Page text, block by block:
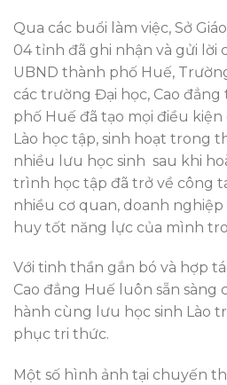
Qua các buổi làm việc, Sở
04 tỉnh đã ghi nhận và gửi lời
UBND thành phố Huế,
các trường Đại học, Cao
phố Huế đã tạo mọi điều
Lào học tập, sinh hoạt trong
nhiều lưu học sinh sau khi
trình học tập đã trở về công
nhiều cơ quan, doanh nghiệp
huy tốt năng lực của mình
Với tinh thần gắn bó và hợp
Cao đẳng Huế luôn sẵn sàng
hành cùng lưu học sinh Lào
phục tri thức.
Một số hình ảnh tại chuyến